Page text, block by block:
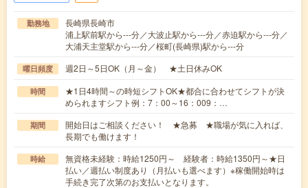
勤務地
長崎県長崎市
浦上駅前駅から---分／大波止駅から---分／赤迫駅から---分／
大浦天主堂駅から---分／桜町(長崎県)駅から---分
曜日頻度 週2日～5日OK（月～金） ★土日休みOK
時間
★1日4時間～の時短シフトOK★都合に合わせてシフトが決
められますシフト例：7：00～16：009：…
期間
開始日はご相談ください！ ★急募 ★職場が気に入れば、
長期でも働けます！
時給
無資格未経験：時給1250円～ 経験者：時給1350円～★日
払い／週払い制度あり（月払いも選べます）※稼働開始時は
手続き完了次第のお支払いとなります。